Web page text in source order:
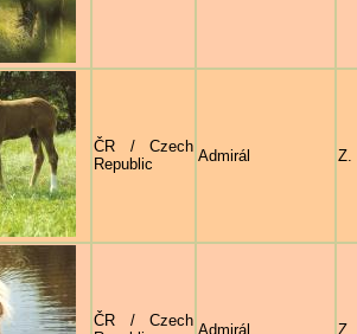
ČR / Czech
Republic
Admirál Z.
ČR / Czech
Admirál Z.